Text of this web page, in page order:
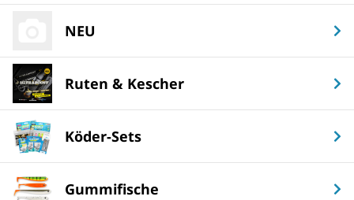
NEU
Ruten & Kescher
Köder-Sets
Gummifische